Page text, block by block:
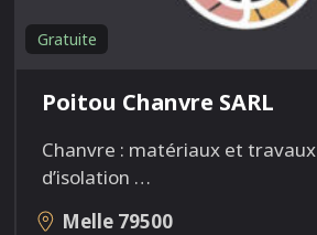
Gratuite
Poitou Chanvre SARL
Chanvre : matériaux et
d’isolation …
Melle 79500